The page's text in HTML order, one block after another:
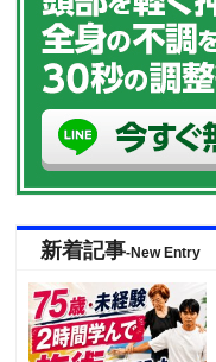
新着記事-New Entry